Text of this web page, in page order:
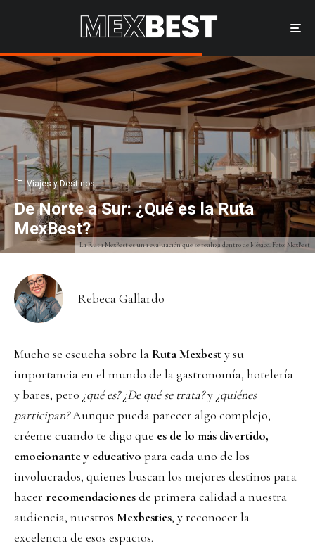
La Ruta MexBest es una evaluación que se realiza dentro de México. Foto: MexBest
Viajes y Destinos
De Norte a Sur: ¿Qué es la Ruta
MexBest?
Rebeca Gallardo
Mucho se escucha sobre la Ruta Mexbesty su
importancia en el mundo de la gastronomía, hotelería
y bares, pero ¿qué es? ¿De qué se trata?y ¿quiénes
participan?Aunque pueda parecer algo complejo,
créeme cuando te digo que es de lo más divertido,
emocionante y educativo para cada uno de los
involucrados, quienes buscan los mejores destinos para
hacer recomendacionesde primera calidad a nuestra
audiencia, nuestros Mexbesties, y reconocer la
excelencia de esos espacios.